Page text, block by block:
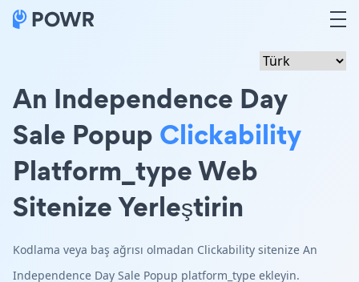
An Independence Day
Sale Popup Clickability
Platform_type Web
Sitenize Yerleştirin
Kodlama veya baş ağrısı olmadan Clickability sitenize An
Independence Day Sale Popup platform_type ekleyin.